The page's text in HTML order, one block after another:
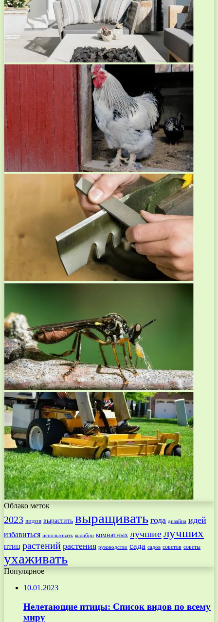
Облако меток
2023 видов вырастить выращивать года дизайна идей
избавиться использовать колибри комнатных лучшиелучших
птиц растений растения руководство сада садов советов советы
ухаживать
Популярное
10.01.2023
Нелетающие птицы: Список видов по всему
миру